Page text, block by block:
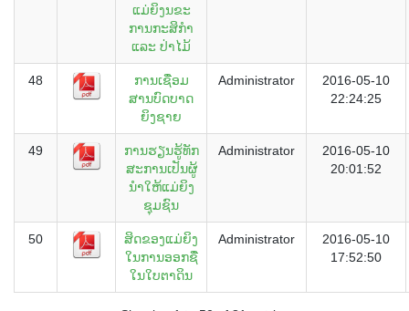
ແມ່ຍິງນຂະ
ການກະສິກຳ
ແລະ ປ່າໄມ້
48
ການເຊື່ອມ
ສານບົດບາດ
ຍິງຊາຍ
Administrator
2016-05-10
22:24:25
49
ການຮຽນຮູ້ທັກ
ສະການເປັນຜູ້
ນຳໃຫ້ແມ່ຍິງ
ຊຸມຊົນ
Administrator
2016-05-10
20:01:52
50
ສິດຂອງແມ່ຍິງ
ໃນການອອກຊື່
ໃນໃບຕາດິນ
Administrator
2016-05-10
17:52:50